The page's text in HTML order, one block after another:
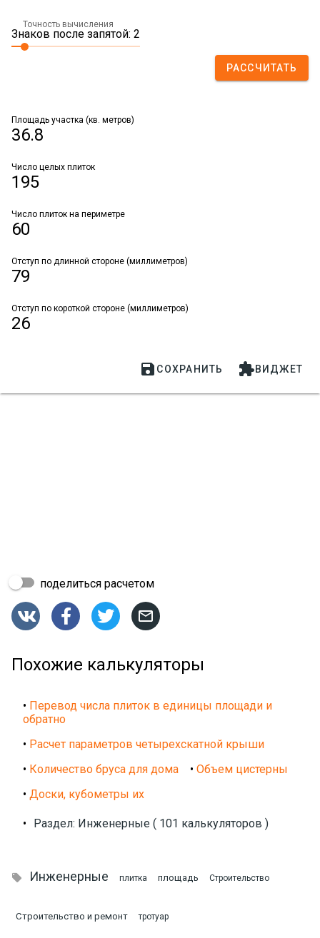
Точность вычисления
Знаков после запятой: 2
РАССЧИТАТЬ
Площадь участка (кв. метров)
36.8
Число целых плиток
195
Число плиток на периметре
60
Отступ по длинной стороне (миллиметров)
79
Отступ по короткой стороне (миллиметров)
26
 СОХРАНИТЬ ВИДЖЕТ
поделиться расчетом
   
Похожие калькуляторы
• Перевод числа плиток в единицы площади и
обратно
• Расчет параметров четырехскатной крыши
• Количество бруса для дома • Объем цистерны
• Доски, кубометры их
• Раздел: Инженерные ( 101 калькуляторов )
 Инженерные плитка площадь Строительство
Строительство и ремонт тротуар